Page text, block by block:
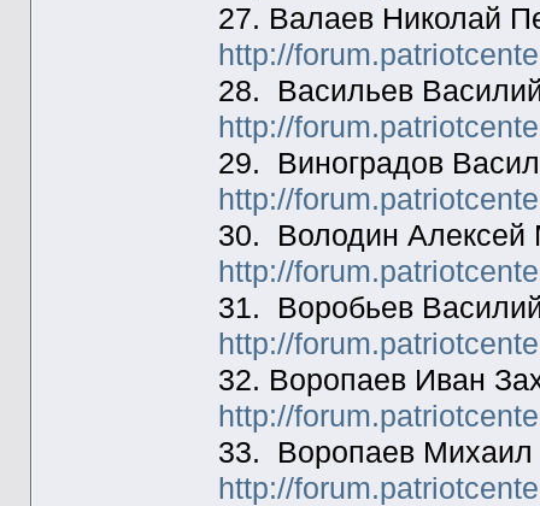
27. Валаев Николай
http://
28. Васильев
http://
29. Виноградов
http://
30. Володин
http://
31. Воробьев
http://
32. Воропаев Иван
http://
33. Воропаев
http://